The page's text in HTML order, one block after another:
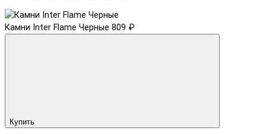
Камни Inter Flame Черные 809 ₽
Купить